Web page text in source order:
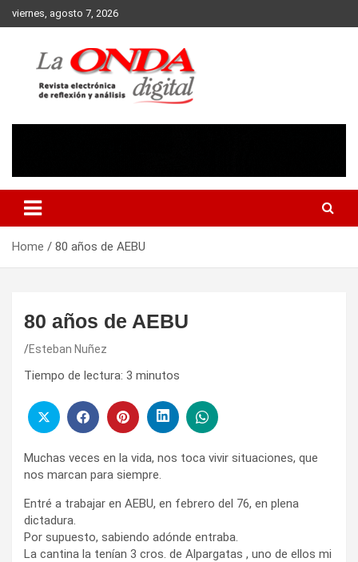
Skip
to
viernes, agosto 7, 2026
Home 80 años de AEBU
80 años de AEBU
Esteban Nuñez
Tiempo de lectura: 3 minutos
Muchas veces en la vida, nos toca vivir situaciones, que
nos marcan para siempre.
Entré a trabajar en AEBU, en febrero del 76, en plena
dictadura.
Por supuesto, sabiendo adónde entraba.
La cantina la tenían 3 cros. de Alpargatas , uno de ellos mi